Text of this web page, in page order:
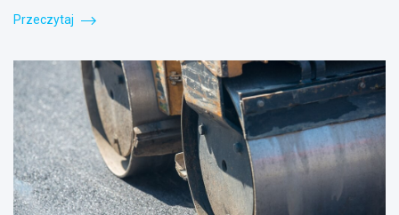
Przeczytaj